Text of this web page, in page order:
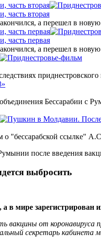
часть вторая
часть вторая
а перешел в
часть первая
часть первая
а перешел в
приднестровского
Бессарабии с
о "бессарабской ссылке"
выбросить
в мире зарегистрирован
вакцины от коронавируса
секретарь